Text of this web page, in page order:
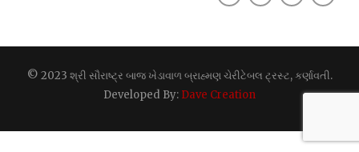
© 2023 શ્રી સૌરાષ્ટ્ર બાજ ખેડાવાળ બ્રાહ્મણ ચેરીટેબલ ટ્રસ્ટ, કર્ણાવતી.
Developed By: Dave Creation